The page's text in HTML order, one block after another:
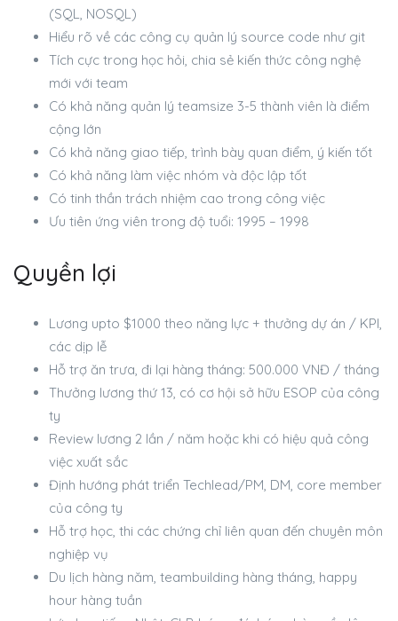
(SQL, NOSQL)
Hiểu rõ về các công cụ quản lý source code như git
Tích cực trong học hỏi, chia sẻ kiến thức công nghệ
mới với team
Có khả năng quản lý teamsize 3-5 thành viên là điểm
cộng lớn
Có khả năng giao tiếp, trình bày quan điểm, ý kiến tốt
Có khả năng làm việc nhóm và độc lập tốt
Có tinh thần trách nhiệm cao trong công việc
Ưu tiên ứng viên trong độ tuổi: 1995 – 1998
Quyền lợi
Lương upto $1000 theo năng lực + thưởng dự án / KPI,
các dịp lễ
Hỗ trợ ăn trưa, đi lại hàng tháng: 500.000 VNĐ / tháng
Thưởng lương thứ 13, có cơ hội sở hữu ESOP của công
ty
Review lương 2 lần / năm hoặc khi có hiệu quả công
việc xuất sắc
Định hướng phát triển Techlead/PM, DM, core member
của công ty
Hỗ trợ học, thi các chứng chỉ liên quan đến chuyên môn
nghiệp vụ
Du lịch hàng năm, teambuilding hàng tháng, happy
hour hàng tuần